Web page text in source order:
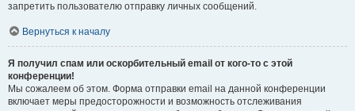
запретить пользователю отправку личных сообщений.
Вернуться к началу
Я получил спам или оскорбительный email от кого-то с этой
конференции!
Мы сожалеем об этом. Форма отправки email на данной конференции
включает меры предосторожности и возможность отслеживания